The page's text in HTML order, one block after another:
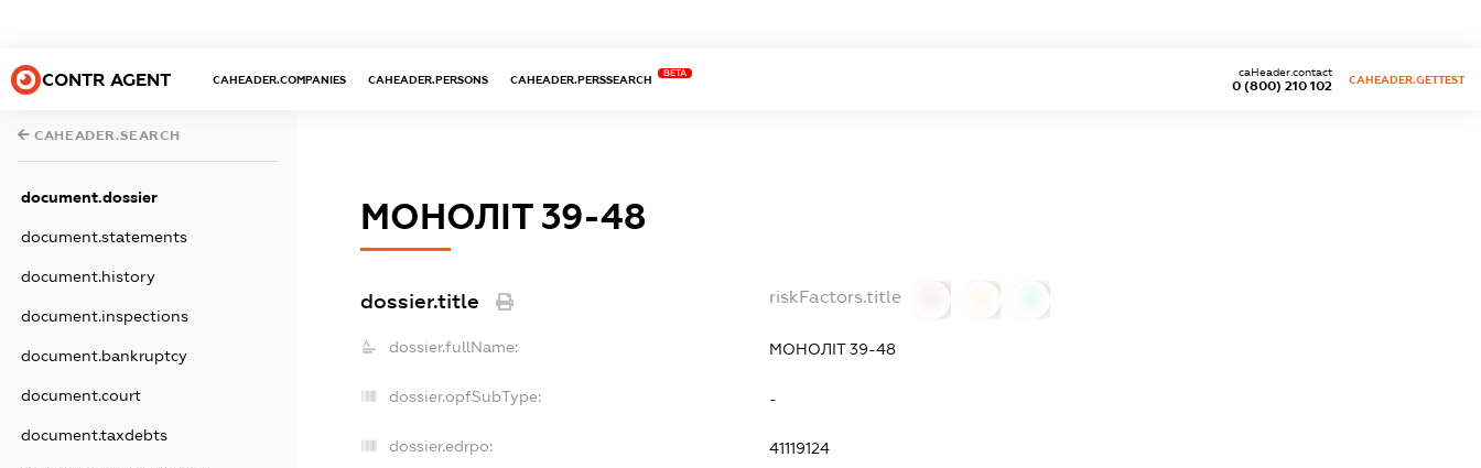
CONTR AGENT CAHEADER.COMPANIES CAHEADER.PERSONS CAHEADER.PERSSEARCH
BETA
0 (800) 210 102
caHeader.contact
CAHEADER.GETTEST
CAHEADER.SEARCH
document.dossier
document.statements
document.history
document.inspections
document.bankruptcy
document.court
document.taxdebts
МОНОЛІТ 39-48
dossier.title riskFactors.title
dossier.fullName: МОНОЛІТ 39-48
dossier.opfSubType: -
dossier.edrpo: 41119124